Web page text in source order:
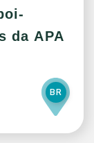
da APA
BR